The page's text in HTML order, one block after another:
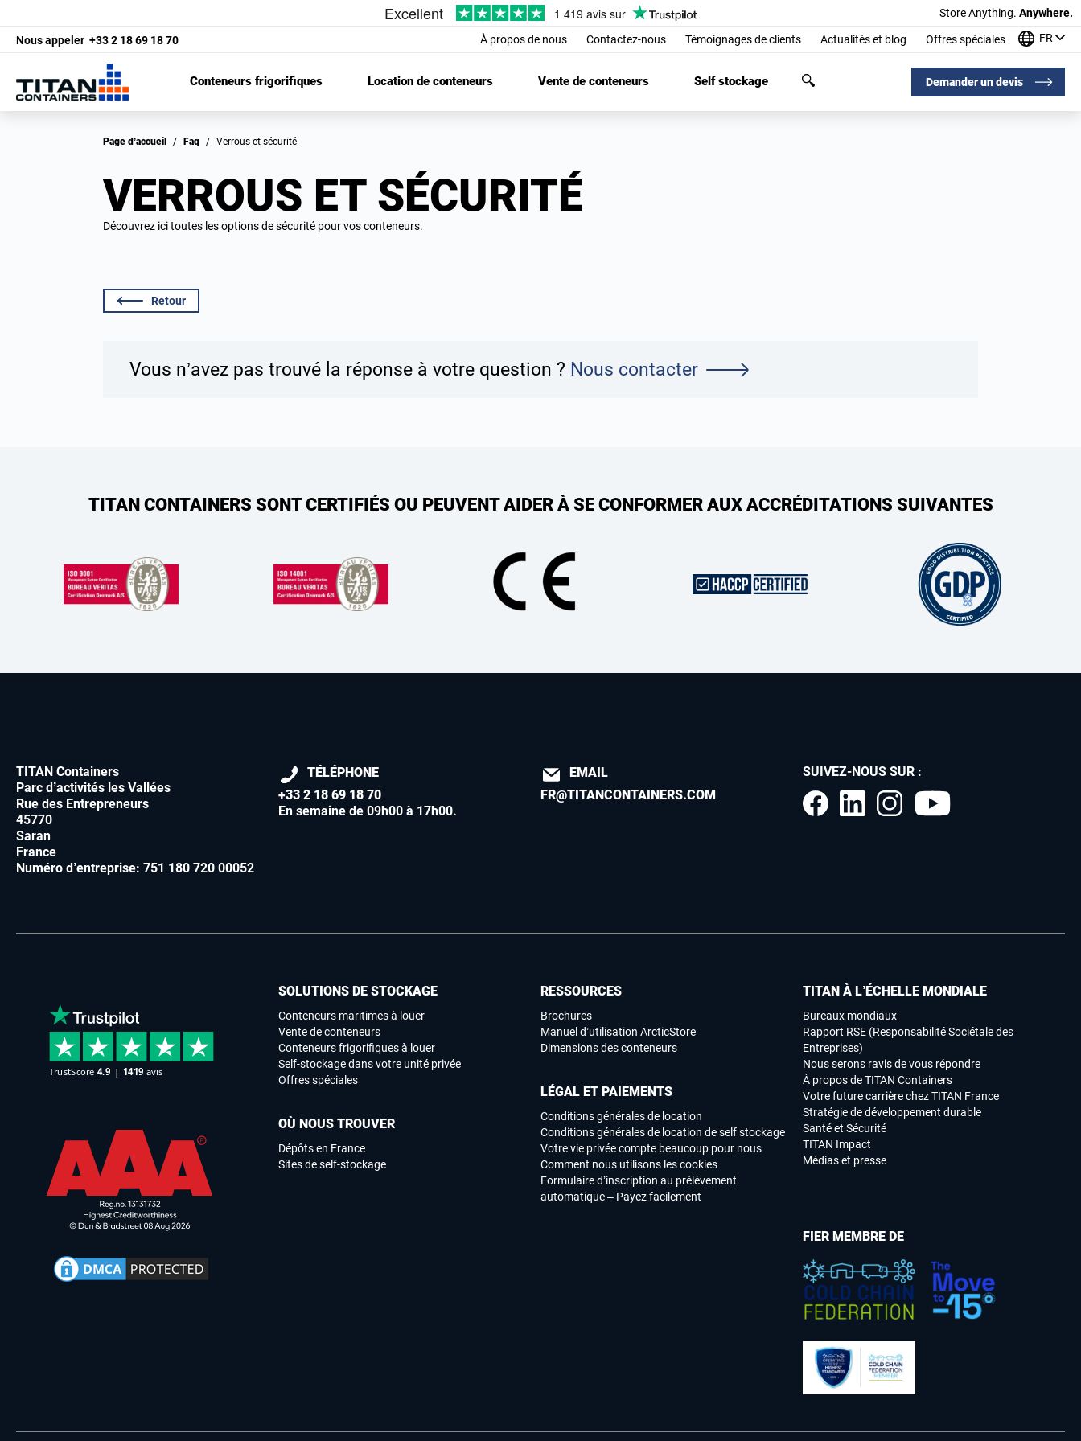
Store Anything. Anywhere.
Nous appeler +33 2 18 69 18 70 À propos de nous Contactez-nous Témoignages de clients Actualités et blog Offres spéciales FR
Conteneurs frigorifiques Location de conteneurs Vente de conteneurs Self stockage Demander un devis
Page d’accueil / Faq / Verrous et sécurité
VERROUS ET SÉCURITÉ
Découvrez ici toutes les options de sécurité pour vos conteneurs.
Retour
Vous n’avez pas trouvé la réponse à votre question ? Nous contacter
TITAN CONTAINERS SONT CERTIFIÉS OU PEUVENT AIDER À SE CONFORMER AUX ACCRÉDITATIONS SUIVANTES
TITAN Containers
Parc d’activités les Vallées
Rue des Entrepreneurs
45770
Saran
France
Numéro d’entreprise: 751 180 720 00052
TÉLÉPHONE
+33 2 18 69 18 70
En semaine de 09h00 à 17h00.
EMAIL
FR@TITANCONTAINERS.COM
SUIVEZ-NOUS SUR :
SOLUTIONS DE STOCKAGE
Conteneurs maritimes à louer
Vente de conteneurs
Conteneurs frigorifiques à louer
Self-stockage dans votre unité privée
Offres spéciales
OÙ NOUS TROUVER
Dépôts en France
Sites de self-stockage
TITAN À L’ÉCHELLE MONDIALE
Bureaux mondiaux
Rapport RSE (Responsabilité Sociétale des
Entreprises)
Nous serons ravis de vous répondre
À propos de TITAN Containers
Votre future carrière chez TITAN France
Stratégie de développement durable
Santé et Sécurité
TITAN Impact
Médias et presse
RESSOURCES
Brochures
Manuel d’utilisation ArcticStore
Dimensions des conteneurs
LÉGAL ET PAIEMENTS
Conditions générales de location
Conditions générales de location de self stockage
Votre vie privée compte beaucoup pour nous
Comment nous utilisons les cookies
Formulaire d’inscription au prélèvement
automatique – Payez facilement
FIER MEMBRE DE